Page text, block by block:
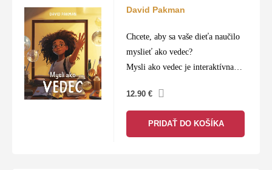
David Pakman
Chcete, aby sa vaše dieťa naučilo
myslieť ako vedec?
Mysli ako vedec je interaktívna
čitateľoch vzbudiť zvedavosť a
podporiť vedecké myslenie. Deti
sa ponoria do…
12.90€
PRIDAŤ DO KOŠÍKA